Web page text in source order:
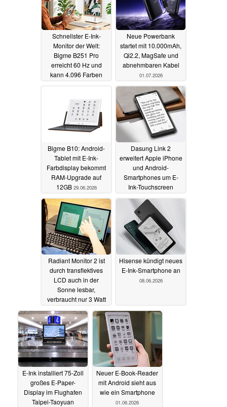
Schnellster E-Ink-
Monitor der Welt:
Bigme B251 Pro
erreicht 60 Hz und
kann 4.096 Farben
Neue Powerbank
startet mit 10.000mAh,
Qi2.2, MagSafe und
abnehmbaren Kabel
01.07.2026
Bigme B10: Android-
Tablet mit E-Ink-
Farbdisplay bekommt
RAM-Upgrade auf
12GB 29.06.2026
Dasung Link 2
erweitert Apple iPhone
und Android-
Smartphones um E-
Ink-Touchscreen
26.06.2026
Radiant Monitor 2 ist
durch transflektives
LCD auch in der
Sonne lesbar,
verbraucht nur 3 Watt
19.06.2026
Hisense kündigt neues
E-Ink-Smartphone an
08.06.2026
E-Ink installiert 75-Zoll
großes E-Paper-
Display im Flughafen
Taipei-Taoyuan
Neuer E-Book-Reader
mit Android sieht aus
wie ein Smartphone
01.06.2026